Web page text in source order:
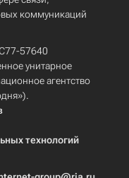
коммуникаций
57640
унитарное
агентство
технологий